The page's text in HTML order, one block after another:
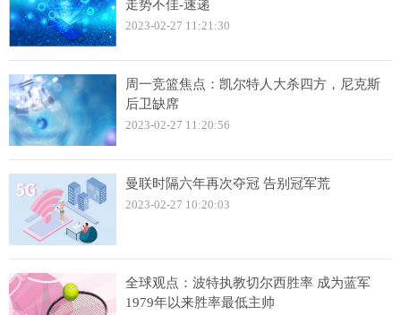
走势不佳-速递
2023-02-27 11:21:30
周一竞篮焦点：凯尔特人大杀四方，尼克斯
后卫缺席
2023-02-27 11:20:56
曼联时隔六年再次夺冠 告别冠军荒
2023-02-27 10:20:03
全球观点：波特执教切尔西胜率 成为蓝军
1979年以来胜率最低主帅